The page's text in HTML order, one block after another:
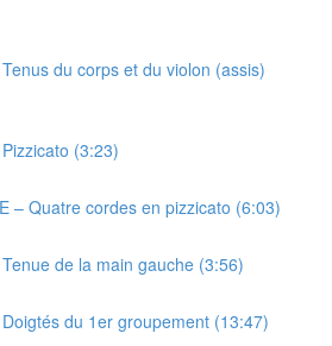
du corps et du violon (assis)
(3:23)
– Quatre cordes en pizzicato (6:03)
de la main gauche (3:56)
du 1er groupement (13:47)